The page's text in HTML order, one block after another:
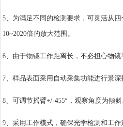
5、为满足不同的检测要求，可灵活从
10~2020倍的放大范围。
6、由于物镜工作距离长，不必担心物镜
7、样品表面采用自动采集功能进行景深
8、可调节摇臂+/-455°，观察角度为倾斜
9、采用工作模式，确保光学检测和工作